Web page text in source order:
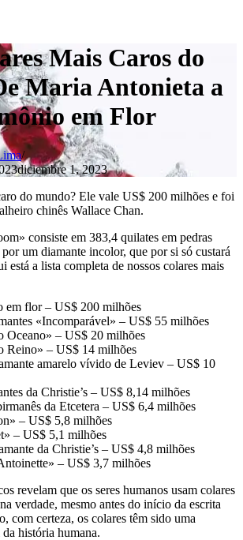
Mais Caros do
Maria Antonieta a
em Flor
diciembre 1, 2023
do mundo? Ele vale US$ 200 milhões e foi
chinês Wallace Chan.
consiste em 383,4 quilates em pedras
por um diamante incolor, que por si só custará
está a lista completa de nossos colares mais
em flor – US$ 200 milhões
«Incomparável» – US$ 55 milhões
Oceano» – US$ 20 milhões
Reino» – US$ 14 milhões
amarelo vívido de Leviev – US$ 10
da Christie’s – US$ 8,14 milhões
da Etcetera – US$ 6,4 milhões
– US$ 5,8 milhões
– US$ 5,1 milhões
da Christie’s – US$ 4,8 milhões
– US$ 3,7 milhões
revelam que os seres humanos usam colares
verdade, mesmo antes do início da escrita
com certeza, os colares têm sido uma
história humana.